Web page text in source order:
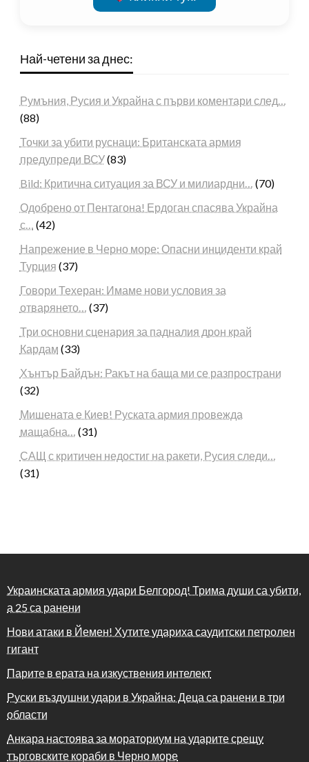
Най-четени за днес:
Румъния, Русия и Украйна с първи коментари след…
(88)
Точки за убити руснаци: Британската армия
предупреди ВСУ(83)
Bild: Критична ситуация за ВСУ и милиардни… (70)
Одобрено от Пентагона! Ердоган спасява Украйна
с… (42)
Напрежение в Черно море: Опасни инциденти край
Турция (37)
Говори Техеран: Имаме нови условия за
отварянето… (37)
Три основни сценария за падналия дрон край
Кардам (33)
Хънтър Байдън: Ракът на баща ми се разпространи
(32)
Мишената е Киев! Руската армия провежда
мащабна… (31)
САЩ с критичен недостиг на ракети, Русия следи…
(31)
Украинската армия удари Белгород! Трима души са убити,
а 25 са ранени
Нови атаки в Йемен! Хутите удариха саудитски петролен
гигант
Парите в ерата на изкуствения интелект
Руски въздушни удари в Украйна: Деца са ранени в три
области
Анкара настоява за мораториум на ударите срещу
търговските кораби в Черно море